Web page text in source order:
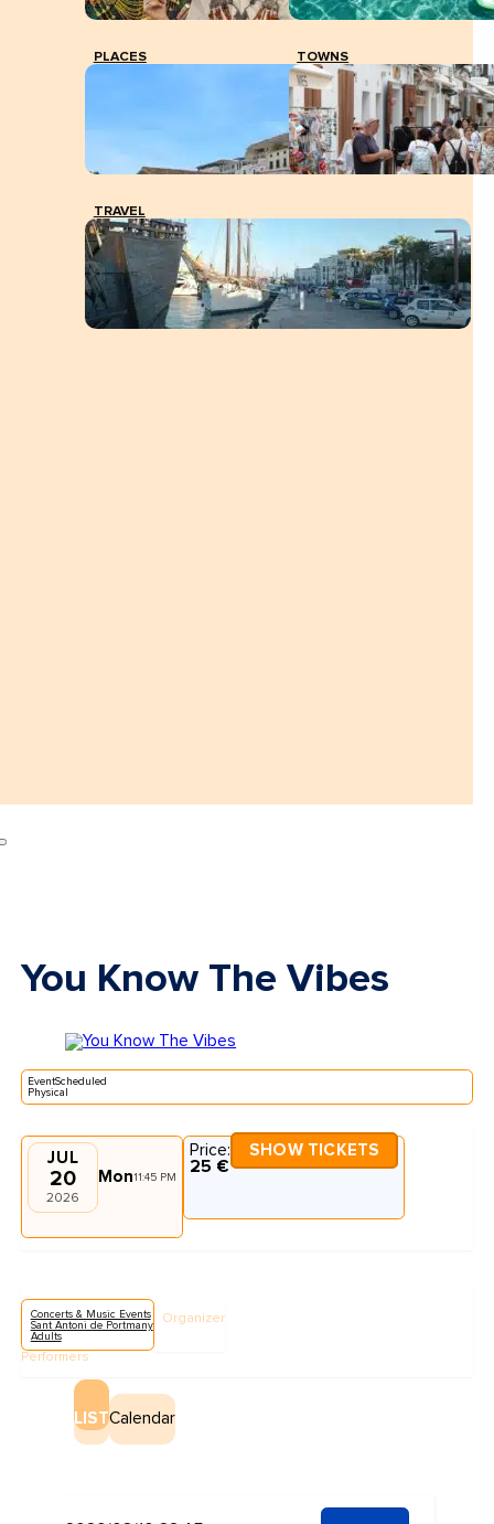
PLACES TOWNS
TRAVEL
You Know The Vibes
EventScheduled
Physical
JUL
20
2026
Mon11:45 PM
Price:
25 €
SHOW TICKETS
Concerts & Music Events
Sant Antoni de Portmany
Adults
Performers
Organizer
LISTCalendar